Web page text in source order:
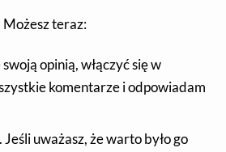
Możesz teraz:
swoją opinią, włączyć się w
komentarze i odpowiadam
uważasz, że warto było go